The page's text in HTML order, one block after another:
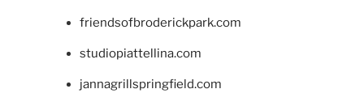
friendsofbroderickpark.com
studiopiattellina.com
jannagrillspringfield.com